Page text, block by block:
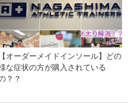
【オーダーメイドインソール】どの
な症状の方が購入されている
？？